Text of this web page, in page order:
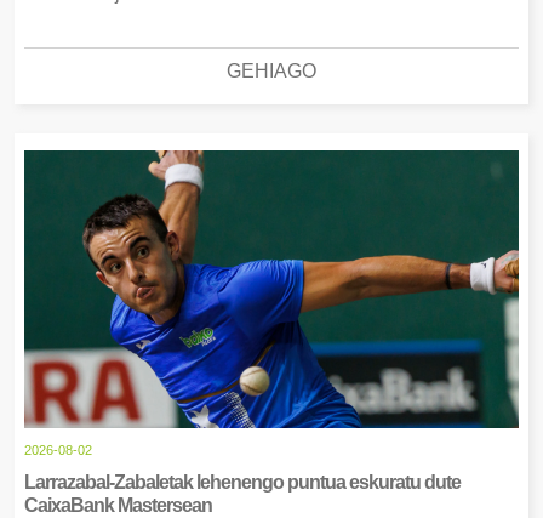
GEHIAGO
2026-08-02
Larrazabal-Zabaletak lehenengo puntua eskuratu dute
CaixaBank Mastersean